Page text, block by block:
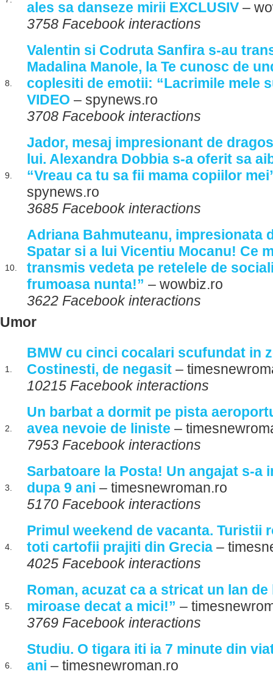
ales sa danseze mirii EXCLUSIV –
3758 Facebook interactions
8.
Valentin si Codruta Sanfira s-au
Madalina Manole, la Te cunosc de
coplesiti de emotii: “Lacrimile mele
VIDEO – spynews.ro
3708 Facebook interactions
9.
Jador, mesaj impresionant de
lui. Alexandra Dobbia s-a oferit sa
“Vreau ca tu sa fii mama copiilor
spynews.ro
3685 Facebook interactions
10.
Adriana Bahmuteanu, impresionata
Spatar si a lui Vicentiu Mocanu! Ce
transmis vedeta pe retelele de
frumoasa nunta!” – wowbiz.ro
3622 Facebook interactions
Umor
1.
BMW cu cinci cocalari scufundat in
Costinesti, de negasit –
10215 Facebook interactions
2.
Un barbat a dormit pe pista
avea nevoie de liniste –
7953 Facebook interactions
3.
Sarbatoare la Posta! Un angajat s-a
dupa 9 ani – timesnewroman.ro
5170 Facebook interactions
4.
Primul weekend de vacanta. Turistii
toti cartofii prajiti din Grecia –
4025 Facebook interactions
5.
Roman, acuzat ca a stricat un lan de
miroase decat a mici!” –
3769 Facebook interactions
6.
Studiu. O tigara iti ia 7 minute din
ani – timesnewroman.ro